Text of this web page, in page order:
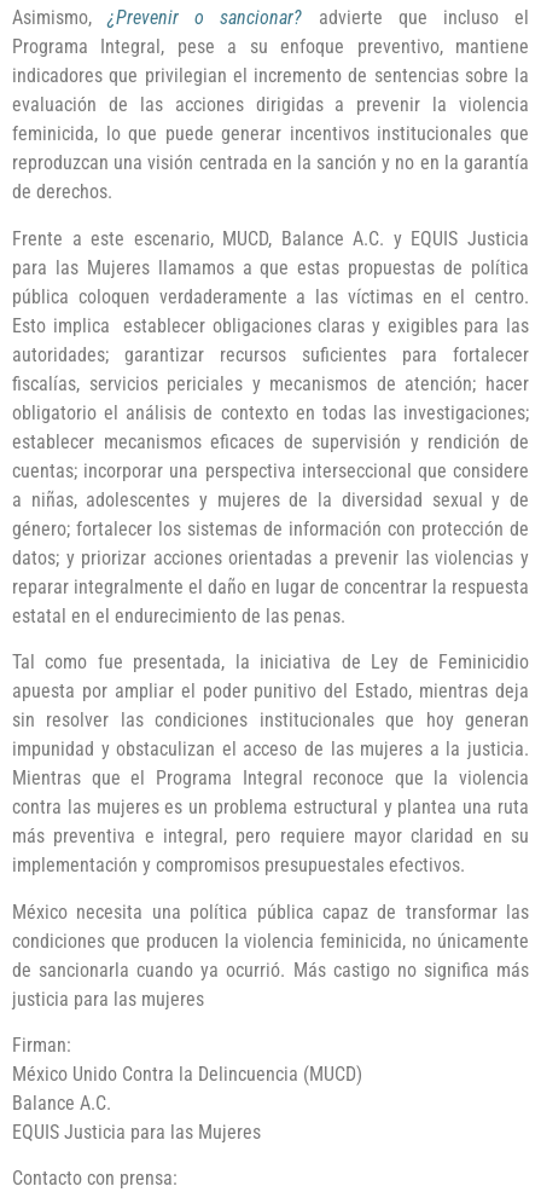
Asimismo,¿Prevenir o sancionar?
advierte que incluso el
Programa Integral, pese a su enfoque preventivo, mantiene
indicadores que privilegian el incremento de sentencias sobre la
evaluación de las acciones dirigidas a prevenir la violencia
feminicida, lo que puede generar incentivos institucionales que
reproduzcan una visión centrada en la sanción y no en la garantía
de derechos.
Frente a este escenario, MUCD, Balance A.C. y EQUIS Justicia
para las Mujeres llamamos a que estas propuestas de política
pública coloquen verdaderamente a las víctimas en el centro.
Esto implica establecer obligaciones claras y exigibles para las
autoridades; garantizar recursos suficientes para fortalecer
fiscalías, servicios periciales y mecanismos de atención; hacer
obligatorio el análisis de contexto en todas las investigaciones;
establecer mecanismos eficaces de supervisión y rendición de
cuentas; incorporar una perspectiva interseccional que considere
a niñas, adolescentes y mujeres de la diversidad sexual y de
género; fortalecer los sistemas de información con protección de
datos; y priorizar acciones orientadas a prevenir las violencias y
reparar integralmente el daño en lugar de concentrar la respuesta
estatal en el endurecimiento de las penas.
Tal como fue presentada, la iniciativa de Ley de Feminicidio
apuesta por ampliar el poder punitivo del Estado, mientras deja
sin resolver las condiciones institucionales que hoy generan
impunidad y obstaculizan el acceso de las mujeres a la justicia.
Mientras que el Programa Integral reconoce que la violencia
contra las mujeres es un problema estructural y plantea una ruta
más preventiva e integral, pero requiere mayor claridad en su
implementación y compromisos presupuestales efectivos.
México necesita una política pública capaz de transformar las
condiciones que producen la violencia feminicida, no únicamente
de sancionarla cuando ya ocurrió. Más castigo no significa más
justicia para las mujeres
Firman:
México Unido Contra la Delincuencia (MUCD)
Balance A.C.
EQUIS Justicia para las Mujeres
Contacto con prensa: